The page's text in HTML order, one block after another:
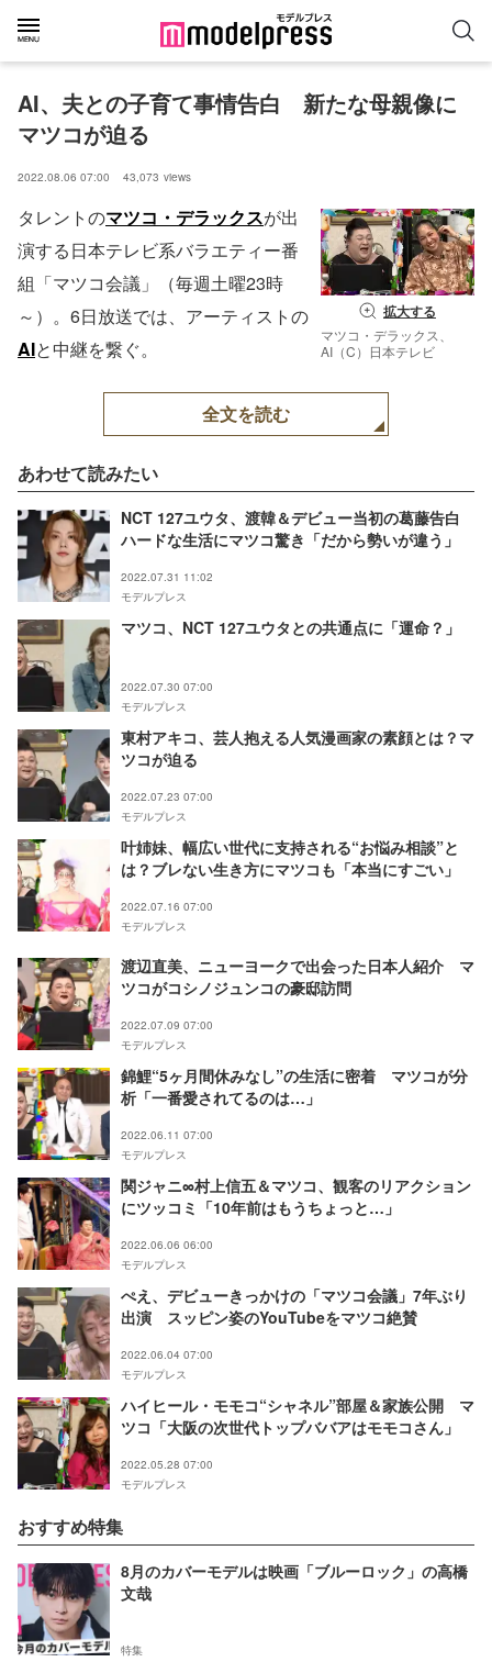
AI、夫との子育て事情告白　新たな母親像に
マツコが迫る
2022.08.06 07:00 43,073 views
拡大する
マツコ・デラックス、
AI（C）日本テレビ
タレントのマツコ・デラックスが出
演する日本テレビ系バラエティー番
組「マツコ会議」（毎週土曜23時
～）。6日放送では、アーティストの
AIと中継を繋ぐ。
全文を読む
あわせて読みたい
NCT 127ユウタ、渡韓＆デビュー当初の葛藤告白
ハードな生活にマツコ驚き「だから勢いが違う」
2022.07.31 11:02
モデルプレス
マツコ、NCT 127ユウタとの共通点に「運命？」
2022.07.30 07:00
モデルプレス
東村アキコ、芸人抱える人気漫画家の素顔とは？マ
ツコが迫る
2022.07.23 07:00
モデルプレス
叶姉妹、幅広い世代に支持される“お悩み相談”と
は？ブレない生き方にマツコも「本当にすごい」
2022.07.16 07:00
モデルプレス
渡辺直美、ニューヨークで出会った日本人紹介 マ
ツコがコシノジュンコの豪邸訪問
2022.07.09 07:00
モデルプレス
錦鯉“5ヶ月間休みなし”の生活に密着 マツコが分
析「一番愛されてるのは…」
2022.06.11 07:00
モデルプレス
関ジャニ∞村上信五＆マツコ、観客のリアクション
にツッコミ「10年前はもうちょっと…」
2022.06.06 06:00
モデルプレス
ぺえ、デビューきっかけの「マツコ会議」7年ぶり
出演 スッピン姿のYouTubeをマツコ絶賛
2022.06.04 07:00
モデルプレス
ハイヒール・モモコ“シャネル”部屋＆家族公開 マ
ツコ「大阪の次世代トップババアはモモコさん」
2022.05.28 07:00
モデルプレス
おすすめ特集
8月のカバーモデルは映画「ブルーロック」の高橋
文哉
特集